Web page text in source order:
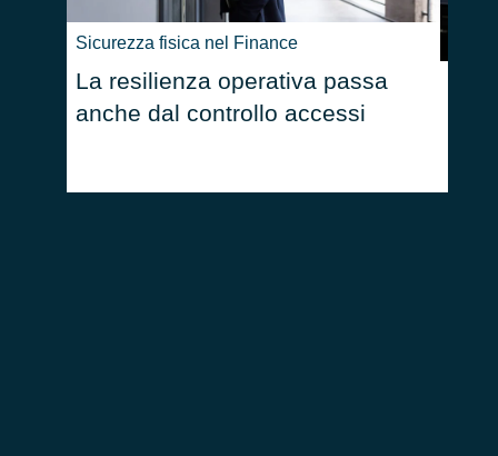
Sicurezza fisica nel Finance
La resilienza operativa passa
anche dal controllo accessi